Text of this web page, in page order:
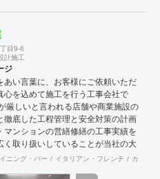
目9-6
計施工
ジ
あい言葉に、お客様にご依頼いただ
心を込めて施工を行う工事会社で
厳しいと言われる店舗や商業施設の
徹底した工程管理と安全対策の計画
マンションの営繕修繕の工事実績を
く取り扱いしていることが当社の大
ニング・バー イタリアン・フレンチ カフェ